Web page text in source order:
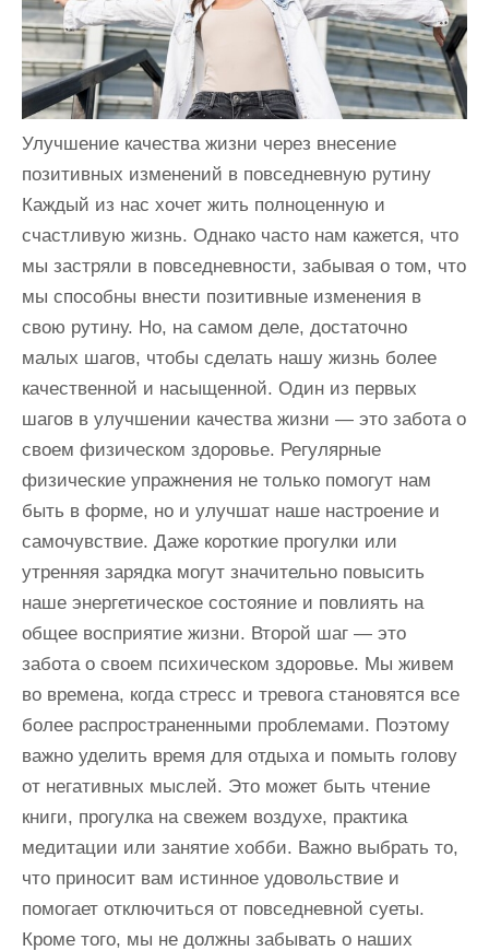
Улучшение качества жизни через внесение
позитивных изменений в повседневную рутину
Каждый из нас хочет жить полноценную и
счастливую жизнь. Однако часто нам кажется, что
мы застряли в повседневности, забывая о том, что
мы способны внести позитивные изменения в
свою рутину. Но, на самом деле, достаточно
малых шагов, чтобы сделать нашу жизнь более
качественной и насыщенной. Один из первых
шагов в улучшении качества жизни — это забота о
своем физическом здоровье. Регулярные
физические упражнения не только помогут нам
быть в форме, но и улучшат наше настроение и
самочувствие. Даже короткие прогулки или
утренняя зарядка могут значительно повысить
наше энергетическое состояние и повлиять на
общее восприятие жизни. Второй шаг — это
забота о своем психическом здоровье. Мы живем
во времена, когда стресс и тревога становятся все
более распространенными проблемами. Поэтому
важно уделить время для отдыха и помыть голову
от негативных мыслей. Это может быть чтение
книги, прогулка на свежем воздухе, практика
медитации или занятие хобби. Важно выбрать то,
что приносит вам истинное удовольствие и
помогает отключиться от повседневной суеты.
Кроме того, мы не должны забывать о наших